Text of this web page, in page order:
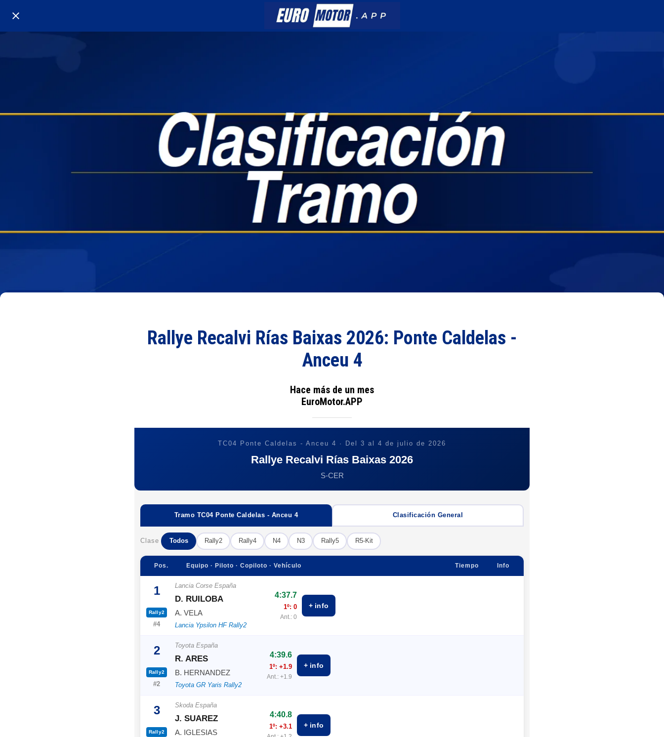
Rallye Recalvi Rías Baixas 2026: Ponte Caldelas -
Anceu 4
Hace más de un mes
EuroMotor.APP
TC04 Ponte Caldelas - Anceu 4 · Del 3 al 4 de julio de 2026
Rallye Recalvi Rías Baixas 2026
S-CER
Tramo TC04 Ponte Caldelas - Anceu 4 Clasificación General
Clase Todos Rally2 Rally4 N4 N3 Rally5 R5-Kit
Pos. Equipo · Piloto · Copiloto · Vehículo Tiempo Info
1
Rally2
#4
Lancia Corse España
D. RUILOBA
A. VELA
Lancia Ypsilon HF Rally2
4:37.7
1º: 0
Ant.: 0
+ info
2
Rally2
#2
Toyota España
R. ARES
B. HERNANDEZ
Toyota GR Yaris Rally2
4:39.6
1º: +1.9
Ant.: +1.9
+ info
3
Rally2
Skoda España
J. SUAREZ
A. IGLESIAS
4:40.8
1º: +3.1 + info